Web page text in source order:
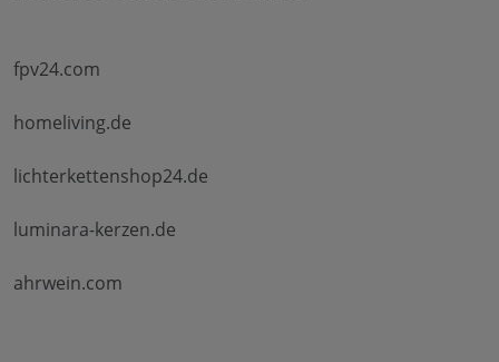
fpv24.com
homeliving.de
lichterkettenshop24.de
luminara-kerzen.de
ahrwein.com